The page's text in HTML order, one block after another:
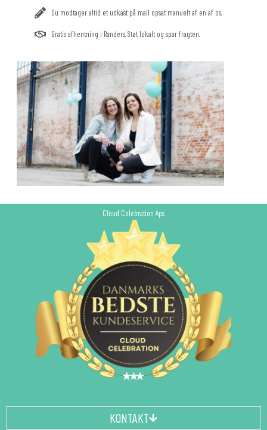
Du modtager altid et udkast på mail opsat manuelt af en af os.
Gratis afhentning i Randers. Støt lokalt og spar fragten.
Cloud Celebration Aps
KONTAKT